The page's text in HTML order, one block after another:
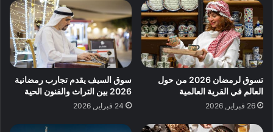
تسوق لرمضان 2026 من حول
العالم في القرية العالمية
26 فبراير, 2026
سوق السيف يقدم تجارب رمضانية
2026 بين التراث والفنون الحية
24 فبراير, 2026